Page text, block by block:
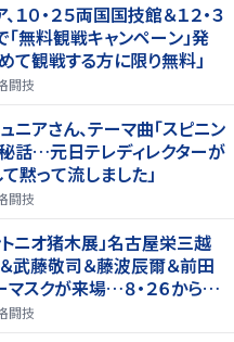
１０・２５両国国技館＆１２・３
「無料観戦キャンペーン」発
て観戦する方に限り無料」
闘技
ュニアさん、テーマ曲「スピニン
秘話…元日テレディレクターが
黙って流しました」
闘技
ニオ猪木展」名古屋栄三越
武藤敬司＆藤波辰爾＆前田
スクが来場…８・２６から９・
闘技